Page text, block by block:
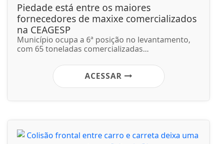
Piedade está entre os maiores
fornecedores de maxixe comercializados
na CEAGESP
Município ocupa a 6ª posição no levantamento,
com 65 toneladas comercializadas...
ACESSAR